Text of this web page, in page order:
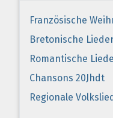
Französische
Bretonische
Romantische
Chansons 20Jhdt
Regionale